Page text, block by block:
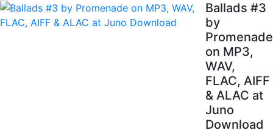
Ballads #3
by
Promenade
on MP3,
WAV,
FLAC, AIFF
& ALAC at
Juno
Download